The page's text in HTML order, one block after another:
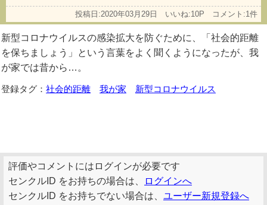
投稿日:2020年03月29日 いいね:10P コメント:1件
新型コロナウイルスの感染拡大を防ぐために、「社会的距離
を保ちましょう」という言葉をよく聞くようになったが、我
が家では昔から…。
登録タグ： 社会的距離 我が家 新型コロナウイルス
評価やコメントにはログインが必要です
センクルID をお持ちの場合は、
ログインへ
センクルID をお持ちでない場合は、 ユーザー新規登録へ